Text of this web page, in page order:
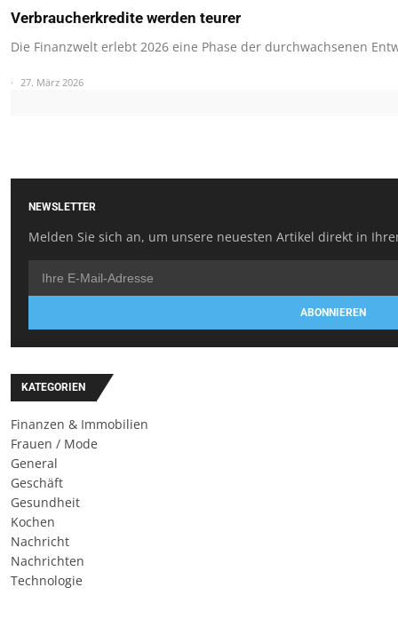
Verbraucherkredite werden teurer
Die Finanzwelt erlebt 2026 eine Phase der durchwachsenen
27. März 2026
NEWSLETTER
Melden Sie sich an, um unsere neuesten Artikel direkt in
ABONNIEREN
KATEGORIEN
Finanzen & Immobilien
Frauen / Mode
General
Geschäft
Gesundheit
Kochen
Nachricht
Nachrichten
Technologie